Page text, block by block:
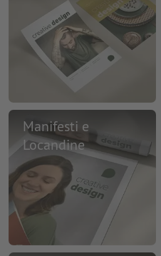
Manifesti e
Locandine